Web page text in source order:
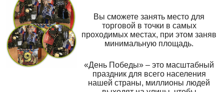
Вы сможете занять место для
торговой в точки в самых
проходимых местах, при этом заняв
минимальную площадь.
«День Победы» – это масштабный
праздник для всего населения
нашей страны, миллионы людей